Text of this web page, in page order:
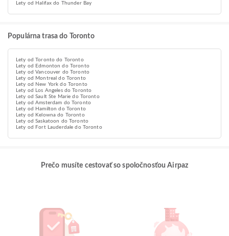
Lety od Halifax do Thunder Bay
Populárna trasa do Toronto
Lety od Toronto do Toronto
Lety od Edmonton do Toronto
Lety od Vancouver do Toronto
Lety od Montreal do Toronto
Lety od New York do Toronto
Lety od Los Angeles do Toronto
Lety od Sault Ste Marie do Toronto
Lety od Amsterdam do Toronto
Lety od Hamilton do Toronto
Lety od Kelowna do Toronto
Lety od Saskatoon do Toronto
Lety od Fort Lauderdale do Toronto
Prečo musíte cestovať so spoločnosťou Airpaz